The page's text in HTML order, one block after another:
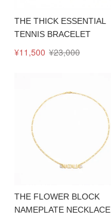
THE THICK ESSENTIAL
TENNIS BRACELET
¥11,500 ¥23,000
THE FLOWER BLOCK
NAMEPLATE NECKLACE